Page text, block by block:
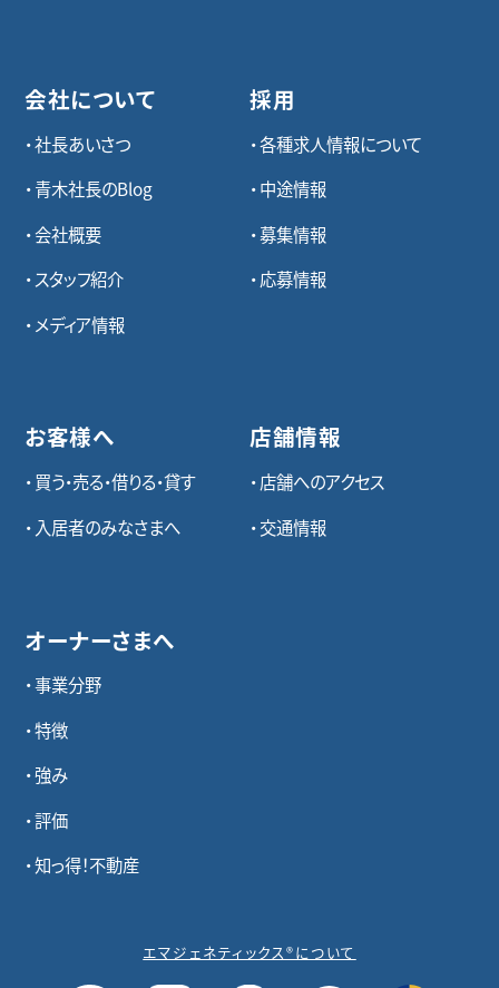
会社について
社長あいさつ
青木社長のBlog
会社概要
スタッフ紹介
メディア情報
お客様へ
買う・売る・借りる・貸す
入居者のみなさまへ
オーナーさまへ
事業分野
特徴
強み
評価
知っ得！不動産
採用
各種求⼈情報について
中途情報
募集情報
応募情報
店舗情報
店舗へのアクセス
交通情報
エマジェネティックス®について